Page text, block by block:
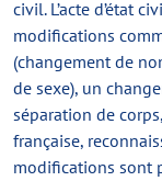
civil. L’acte d’état
modifications
(changement de
de sexe), un
séparation de
française,
modifications sont